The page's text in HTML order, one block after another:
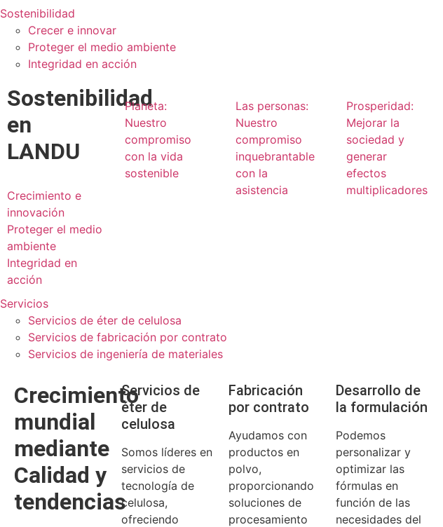
Sostenibilidad
Crecer e innovar
Proteger el medio ambiente
Integridad en acción
Sostenibilidad
en
LANDU
Crecimiento e
innovación
Proteger el medio
ambiente
Integridad en
acción
Planeta:
Nuestro
compromiso
con la vida
sostenible
Las personas:
Nuestro
compromiso
inquebrantable
con la
asistencia
Prosperidad:
Mejorar la
sociedad y
generar
efectos
multiplicadores
Servicios
Servicios de éter de celulosa
Servicios de fabricación por contrato
Servicios de ingeniería de materiales
Crecimiento
mundial
mediante
Calidad y
tendencias
Servicios de
éter de
celulosa
Somos líderes en
servicios de
tecnología de
celulosa,
ofreciendo
Fabricación
por contrato
Ayudamos con
productos en
polvo,
proporcionando
soluciones de
procesamiento
Desarrollo de
la formulación
Podemos
personalizar y
optimizar las
fórmulas en
función de las
necesidades del